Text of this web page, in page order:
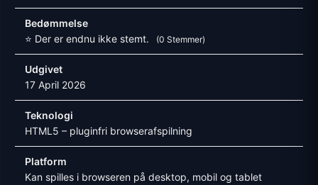
Bedømmelse
⭐ Der er endnu ikke stemt.
(0 Stemmer)
Udgivet
17 April 2026
Teknologi
HTML5 – pluginfri browserafspilning
Platform
Kan spilles i browseren på desktop, mobil og tablet